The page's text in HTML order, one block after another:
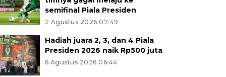
semifinal Piala Presiden
2 Agustus 2026 07:49
Hadiah juara 2, 3, dan 4 Piala
Presiden 2026 naik Rp500 juta
6 Agustus 2026 06:44